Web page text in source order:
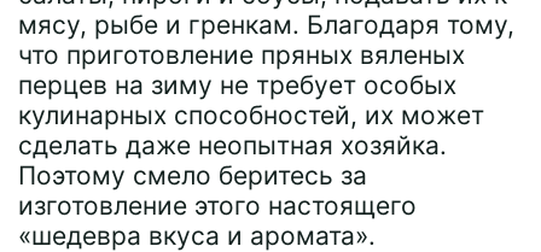
мясу, рыбе и гренкам. Благодаря тому,
что приготовление пряных вяленых
перцев на зиму не требует особых
кулинарных способностей, их может
сделать даже неопытная хозяйка.
Поэтому смело беритесь за
изготовление этого настоящего
«шедевра вкуса и аромата».